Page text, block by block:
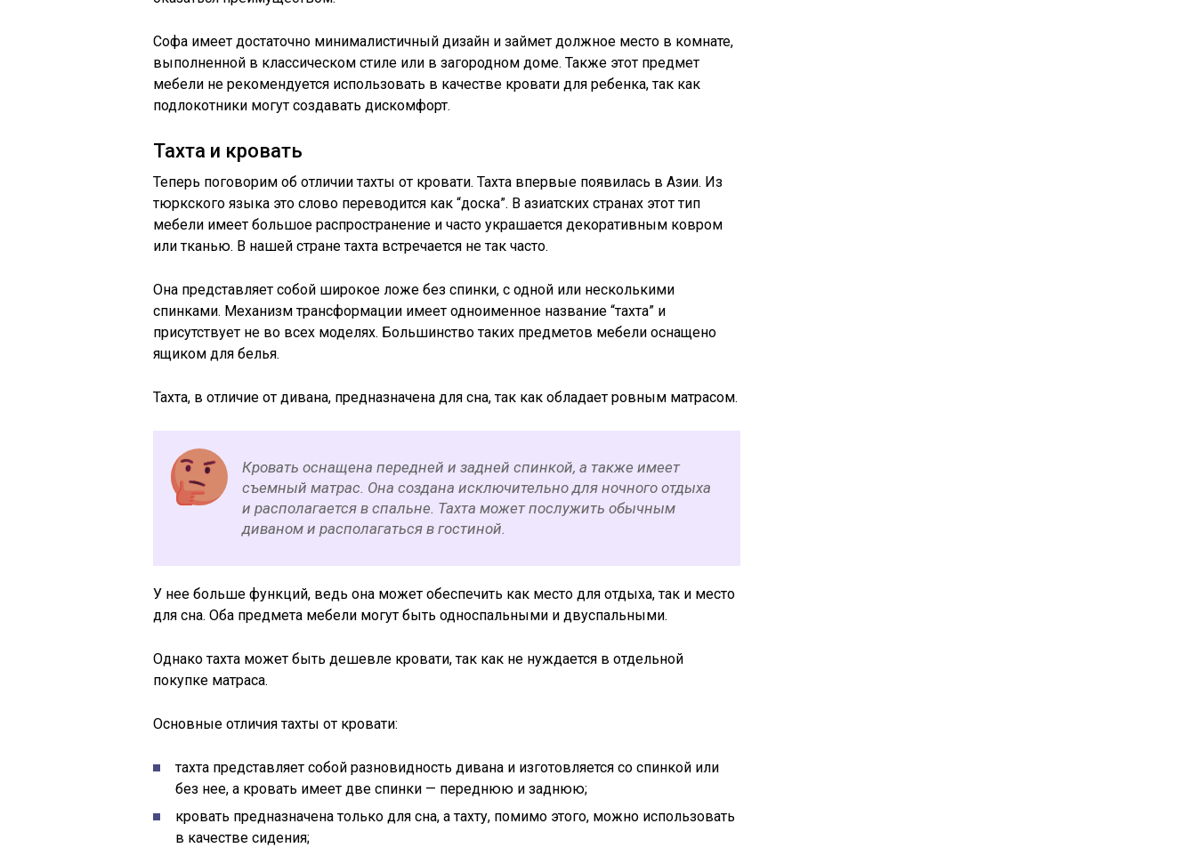
Софа имеет достаточно минималистичный дизайн и займет должное место в комнате,
выполненной в классическом стиле или в загородном доме. Также этот предмет
мебели не рекомендуется использовать в качестве кровати для ребенка, так как
подлокотники могут создавать дискомфорт.
Тахта и кровать
Теперь поговорим об отличии тахты от кровати. Тахта впервые появилась в Азии. Из
тюркского языка это слово переводится как “доска”. В азиатских странах этот тип
мебели имеет большое распространение и часто украшается декоративным ковром
или тканью. В нашей стране тахта встречается не так часто.
Она представляет собой широкое ложе без спинки, с одной или несколькими
спинками. Механизм трансформации имеет одноименное название “тахта” и
присутствует не во всех моделях. Большинство таких предметов мебели оснащено
ящиком для белья.
Тахта, в отличие от дивана, предназначена для сна, так как обладает ровным матрасом.
Кровать оснащена передней и задней спинкой, а также имеет
съемный матрас. Она создана исключительно для ночного отдыха
и располагается в спальне. Тахта может послужить обычным
диваном и располагаться в гостиной.
У нее больше функций, ведь она может обеспечить как место для отдыха, так и место
для сна. Оба предмета мебели могут быть односпальными и двуспальными.
Однако тахта может быть дешевле кровати, так как не нуждается в отдельной
покупке матраса.
Основные отличия тахты от кровати:
тахта представляет собой разновидность дивана и изготовляется со спинкой или
без нее, а кровать имеет две спинки — переднюю и заднюю;
кровать предназначена только для сна, а тахту, помимо этого, можно использовать
в качестве сидения;